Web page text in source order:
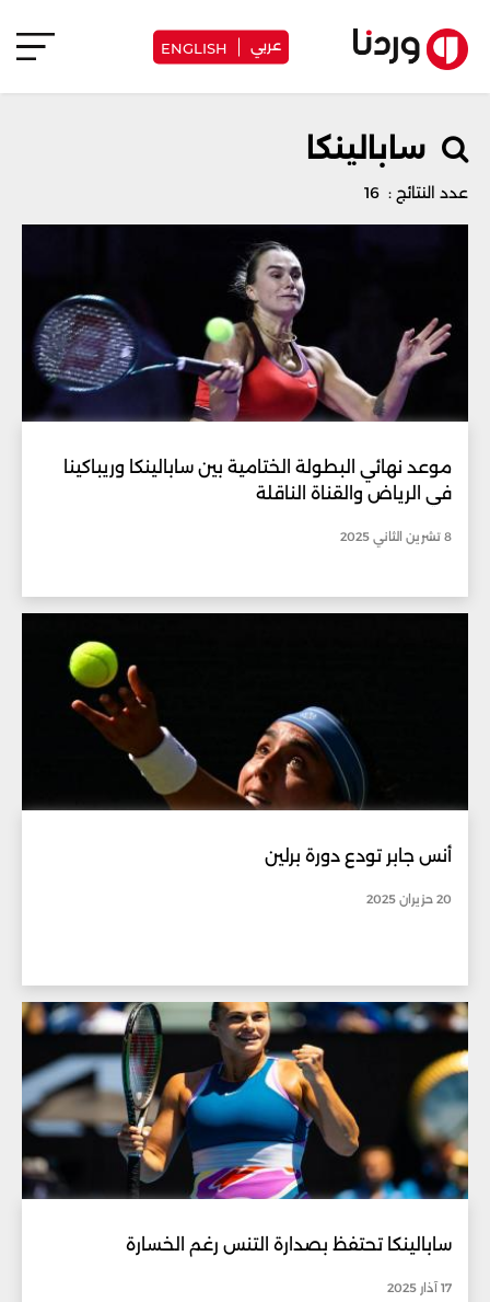
عربي ENGLISH
سابالينكا
عدد النتائج : 16
موعد نهائي البطولة الختامية بين سابالينكا وريباكينا
في الرياض والقناة الناقلة
8 تشرين الثاني 2025
أنس جابر تودع دورة برلين
20 حزيران 2025
سابالينكا تحتفظ بصدارة التنس رغم الخسارة
17 آذار 2025